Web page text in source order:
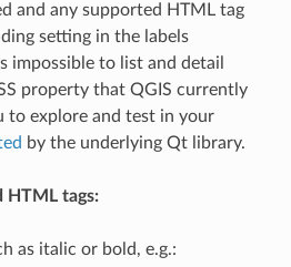
and any supported HTML tag
setting in the labels
impossible to list and detail
property that QGIS currently
to explore and test in your
by the underlying Qt library.
HTML tags:
as italic or bold, e.g.: